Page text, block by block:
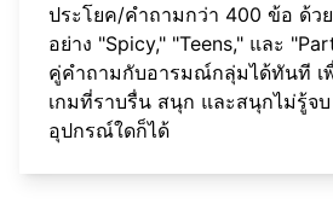
ประโยค/คำถามกว่า 400 ข้อ ด้ว
อย่าง "Spicy," "Teens," และ
คู่คำถามกับอารมณ์กลุ่มได้ทันที เ
เกมที่ราบรื่น สนุก และสนุกไม่รู้จบ
อุปกรณ์ใดก็ได้